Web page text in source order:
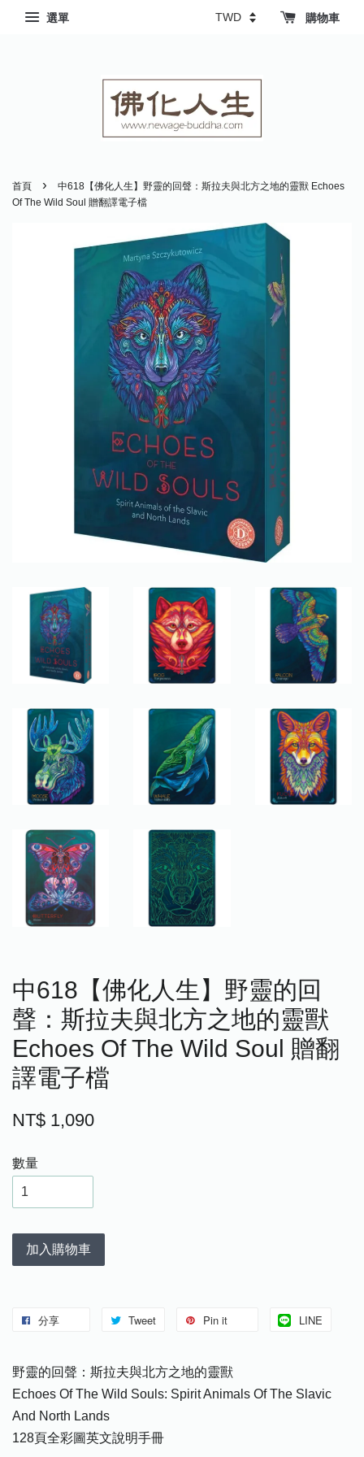
選單 購物車
首頁 ›
中618【佛化人生】野靈的回聲：斯拉夫與北方之地的靈獸 Echoes
Of The Wild Soul 贈翻譯電子檔
中618【佛化人生】野靈的回
聲：斯拉夫與北方之地的靈獸
Echoes Of The Wild Soul 贈翻
譯電子檔
NT$ 1,090
數量
加入購物車
分享 Tweet Pin it LINE
野靈的回聲：斯拉夫與北方之地的靈獸
Echoes Of The Wild Souls: Spirit Animals Of The Slavic
And North Lands
128頁全彩圖英文說明手冊